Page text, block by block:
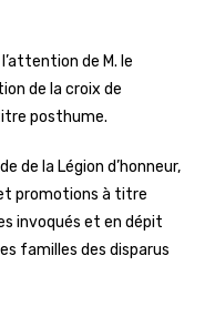
de M. le
de la croix de
posthume.
de la Légion d’honneur,
promotions à titre
invoqués et en dépit
familles des disparus